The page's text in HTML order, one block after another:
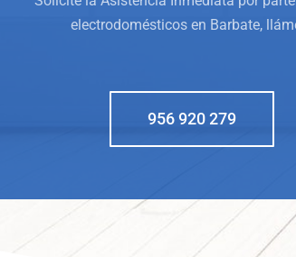
electrodomésticos en Barbate,
956 920 279